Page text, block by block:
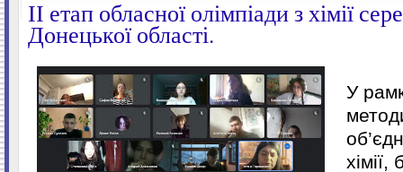
ІІ етап обласної олімпіади з хімії
Донецької області.
У
хімії,